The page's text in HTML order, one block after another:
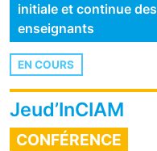
initiale et continue des
enseignants
EN COURS
Jeud’InCIAM
CONFÉRENCE